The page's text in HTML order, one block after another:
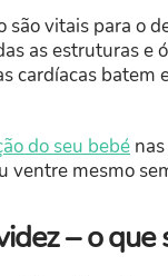
são vitais para o
as estruturas e
cardíacas
do seu bebé
ventre mesmo
– o